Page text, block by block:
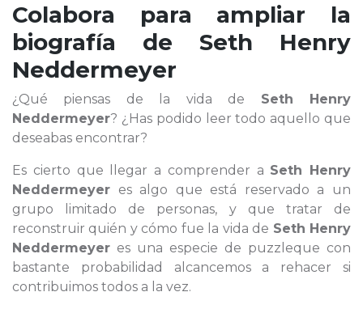
Colabora para ampliar la
biografía de Seth Henry
Neddermeyer
¿Qué piensas de la vida de Seth Henry
Neddermeyer? ¿Has podido leer todo aquello que
deseabas encontrar?
Es cierto que llegar a comprender a Seth Henry
Neddermeyer es algo que está reservado a un
grupo limitado de personas, y que tratar de
reconstruir quién y cómo fue la vida de Seth Henry
Neddermeyer es una especie de puzzleque con
bastante probabilidad alcancemos a rehacer si
contribuimos todos a la vez.